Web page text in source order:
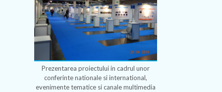
Prezentarea proiectului in cadrul unor
conferinte nationale si international,
evenimente tematice si canale multimedia